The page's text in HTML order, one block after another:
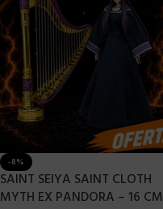
-8%
SAINT SEIYA SAINT CLOTH
MYTH EX PANDORA – 16 CM